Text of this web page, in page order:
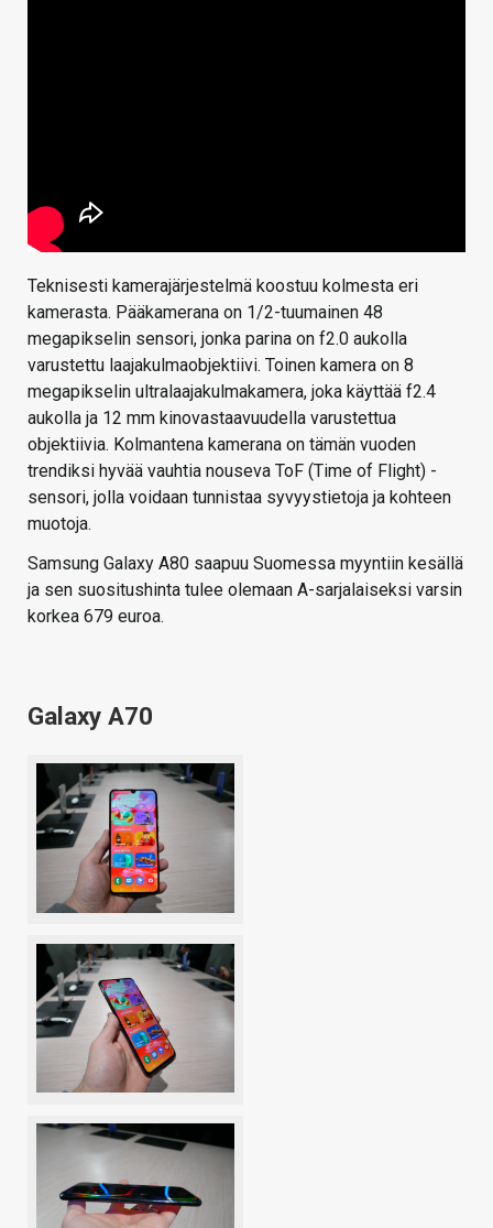
Teknisesti kamerajärjestelmä koostuu kolmesta eri
kamerasta. Pääkamerana on 1/2-tuumainen 48
megapikselin sensori, jonka parina on f2.0 aukolla
varustettu laajakulmaobjektiivi. Toinen kamera on 8
megapikselin ultralaajakulmakamera, joka käyttää f2.4
aukolla ja 12 mm kinovastaavuudella varustettua
objektiivia. Kolmantena kamerana on tämän vuoden
trendiksi hyvää vauhtia nouseva ToF (Time of Flight) -
sensori, jolla voidaan tunnistaa syvyystietoja ja kohteen
muotoja.
Samsung Galaxy A80 saapuu Suomessa myyntiin kesällä
ja sen suositushinta tulee olemaan A-sarjalaiseksi varsin
korkea 679 euroa.
Galaxy A70